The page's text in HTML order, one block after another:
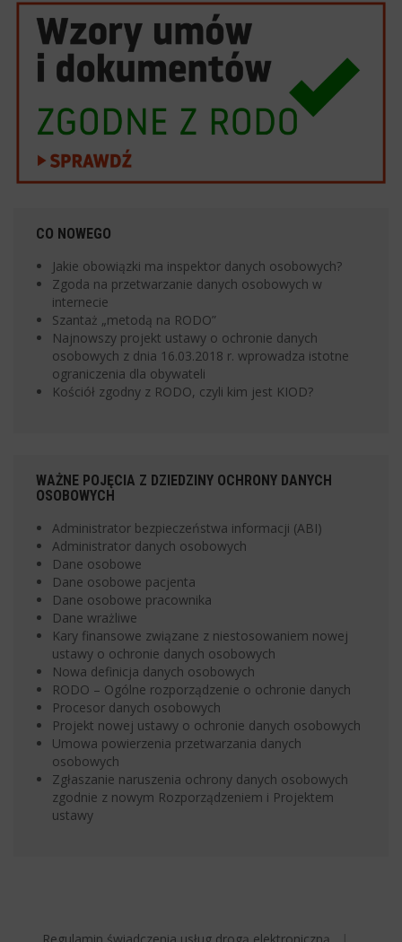
CO NOWEGO
Jakie obowiązki ma inspektor danych osobowych?
Zgoda na przetwarzanie danych osobowych w
internecie
Szantaż „metodą na RODO”
Najnowszy projekt ustawy o ochronie danych
osobowych z dnia 16.03.2018 r. wprowadza istotne
ograniczenia dla obywateli
Kościół zgodny z RODO, czyli kim jest KIOD?
WAŻNE POJĘCIA Z DZIEDZINY OCHRONY DANYCH
OSOBOWYCH
Administrator bezpieczeństwa informacji (ABI)
Administrator danych osobowych
Dane osobowe
Dane osobowe pacjenta
Dane osobowe pracownika
Dane wrażliwe
Kary finansowe związane z niestosowaniem nowej
ustawy o ochronie danych osobowych
Nowa definicja danych osobowych
RODO – Ogólne rozporządzenie o ochronie danych
Procesor danych osobowych
Projekt nowej ustawy o ochronie danych osobowych
Umowa powierzenia przetwarzania danych
osobowych
Zgłaszanie naruszenia ochrony danych osobowych
zgodnie z nowym Rozporządzeniem i Projektem
ustawy